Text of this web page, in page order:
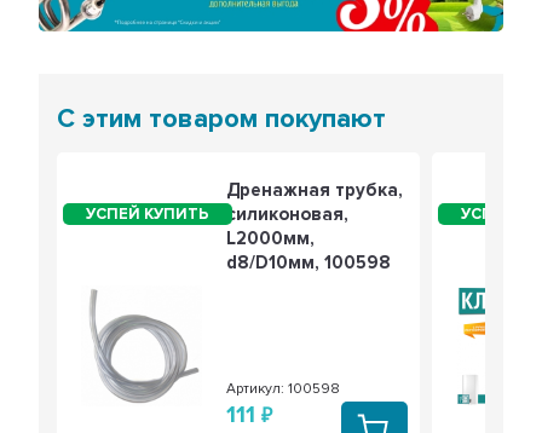
С этим товаром покупают
Дренажная трубка,
силиконовая,
L2000мм,
d8/D10мм, 100598
Артикул: 100598
111